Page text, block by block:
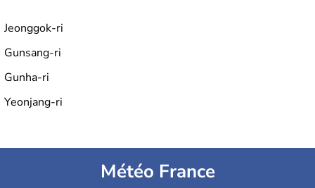
Jeonggok-ri
Gunsang-ri
Gunha-ri
Yeonjang-ri
Météo France